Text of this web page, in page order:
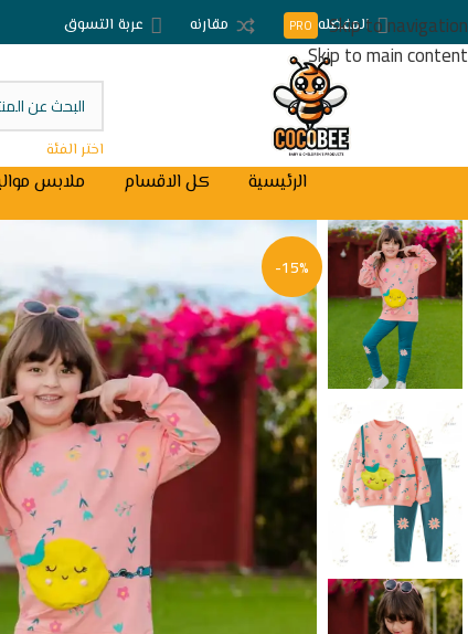
Skip to navigation
Skip to main content
المفضله PRO مقارنه عربة التسوق
اختر الفئة
الرئيسية كل الاقسام ملابس
-15%